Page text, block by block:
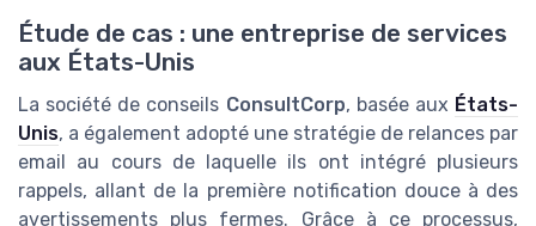
Étude de cas : une entreprise de services
aux États-Unis
La société de conseils ConsultCorp, basée aux États-
Unis, a également adopté une stratégie de relances par
email au cours de laquelle ils ont intégré plusieurs
rappels, allant de la première notification douce à des
avertissements plus fermes. Grâce à ce processus,